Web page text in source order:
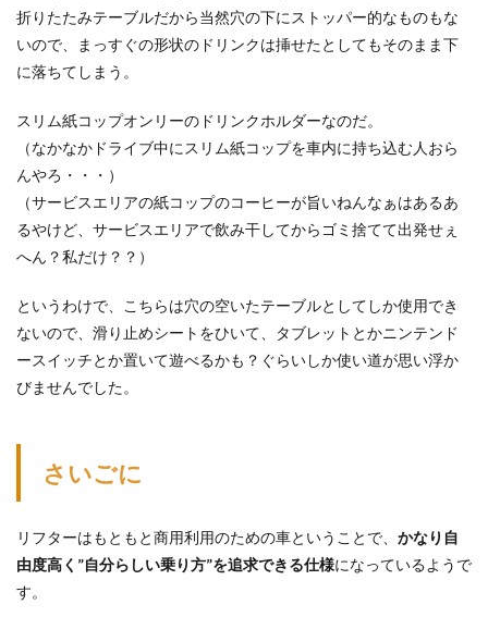
折りたたみテーブルだから当然穴の下にストッパー的なものもな
いので、まっすぐの形状のドリンクは挿せたとしてもそのまま下
に落ちてしまう。
スリム紙コップオンリーのドリンクホルダーなのだ。
（なかなかドライブ中にスリム紙コップを車内に持ち込む人おら
んやろ・・・）
（サービスエリアの紙コップのコーヒーが旨いねんなぁはあるあ
るやけど、サービスエリアで飲み干してからゴミ捨てて出発せぇ
へん？私だけ？？）
というわけで、こちらは穴の空いたテーブルとしてしか使用でき
ないので、滑り止めシートをひいて、タブレットとかニンテンド
ースイッチとか置いて遊べるかも？ぐらいしか使い道が思い浮か
びませんでした。
さいごに
リフターはもともと商用利用のための車ということで、 かなり自
由度高く”自分らしい乗り方”を追求できる仕様になっているようで
す。